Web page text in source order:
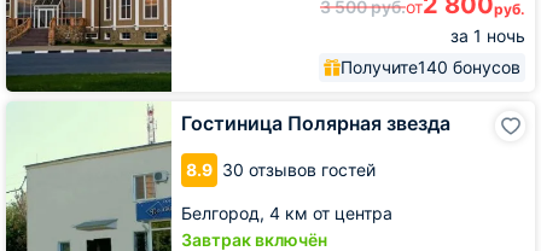
3 500руб.от руб.
за 1 ночь
Получите140 бонусов
Гостиница Полярная звезда
8.9 30 отзывов гостей
Белгород, 4 км от центра
Завтрак включён